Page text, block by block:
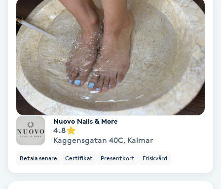
Samtalsterapi
Senioryoga
Shiatsu
Singelfransar
Sjukgymnastik
Nuovo Nails & More
4.8
Kaggensgatan 40C, Kalmar
Betala senare Certifikat Presentkort Friskvård